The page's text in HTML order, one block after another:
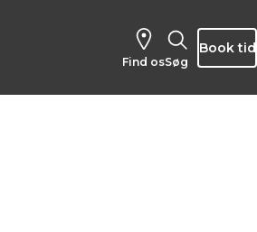
Find os Søg
Book tid